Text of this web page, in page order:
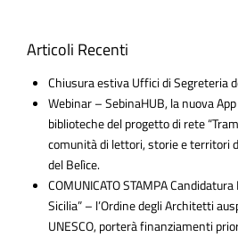
Articoli Recenti
Chiusura estiva Uffici di Segreteria
Webinar – SebinaHUB, la nuova
biblioteche del progetto di rete
comunità di lettori, storie e territori
del Belìce.
COMUNICATO STAMPA
Sicilia” – l’Ordine degli Architetti
UNESCO, porterà finanziamenti